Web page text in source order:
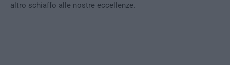
altro schiaffo alle nostre eccellenze.